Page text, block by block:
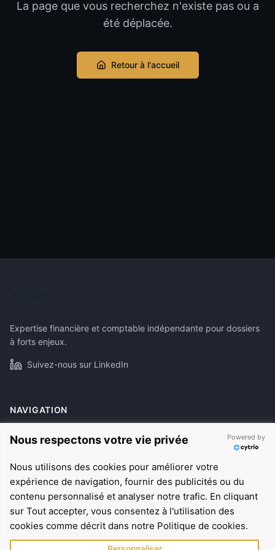
La page que vous recherchez n'existe pas ou a
été déplacée.
Retour à l'accueil
Expertise financière et comptable indépendante pour dossiers
à forts enjeux.
Suivez-nous sur LinkedIn
NAVIGATION
Références
Actualités
EXPERTISES
Nous respectons votre vie privée Powered by
Nous utilisons des cookies pour améliorer votre
expérience de navigation, fournir des publicités ou du
contenu personnalisé et analyser notre trafic. En cliquant
sur Tout accepter, vous consentez à l'utilisation des
cookies comme décrit dans notre Politique de cookies.